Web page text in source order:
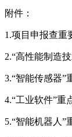
附件：
1.项目申报查重
2.“高性能制造
3.“智能传感器”
4.“工业软件”重
5.“智能机器人”